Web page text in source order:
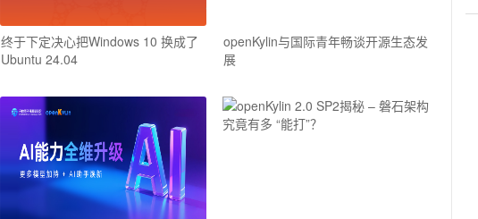
终于下定决心把Windows 10 换成了
Ubuntu 24.04
openKylin与国际青年畅谈开源生态发
展